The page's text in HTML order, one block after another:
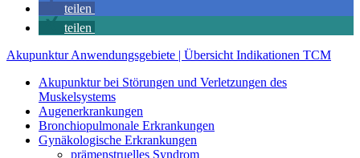
teilen
teilen
Akupunktur Anwendungsgebiete | Übersicht Indikationen TCM
Akupunktur bei Störungen und Verletzungen des
Muskelsystems
Augenerkrankungen
Bronchiopulmonale Erkrankungen
Gynäkologische Erkrankungen
prämenstruelles Syndrom